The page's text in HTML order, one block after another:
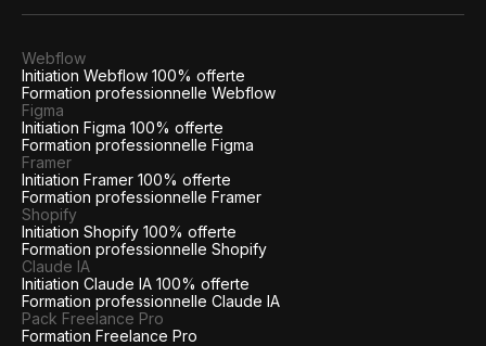
Webflow
Initiation Webflow 100% offerte
Formation professionnelle Webflow
Figma
Initiation Figma 100% offerte
Formation professionnelle Figma
Framer
Initiation Framer 100% offerte
Formation professionnelle Framer
Shopify
Initiation Shopify 100% offerte
Formation professionnelle Shopify
Claude IA
Initiation Claude IA 100% offerte
Formation professionnelle Claude IA
Pack Freelance Pro
Formation Freelance Pro